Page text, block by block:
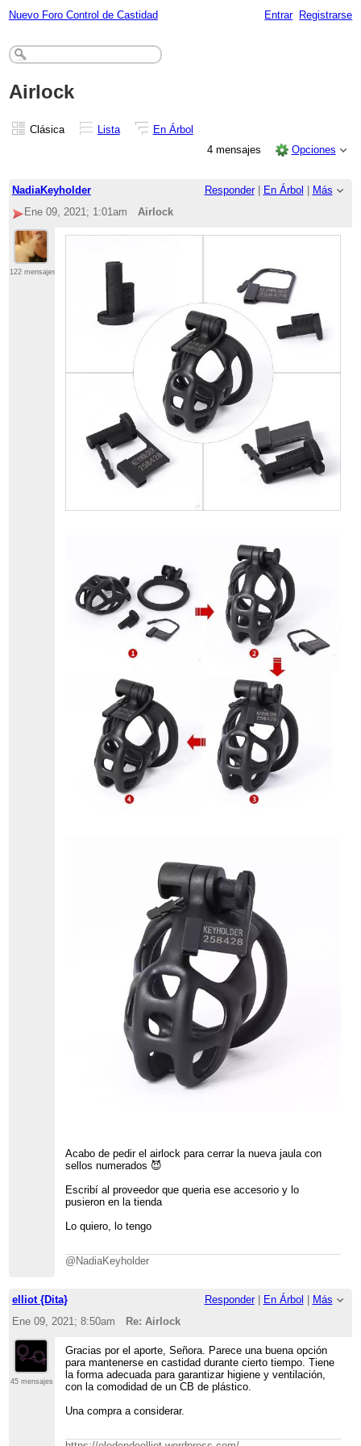
Nuevo Foro Control de Castidad Entrar Registrarse
Airlock
Clásica Lista
En Árbol
4 mensajes
Opciones
NadiaKeyholder Responder| En Árbol
Más
Ene 09, 2021; 1:01am
Airlock
122 mensajes
Acabo de pedir el airlock para cerrar la nueva jaula con
sellos numerados 😈
Escribí al proveedor que queria ese accesorio y lo
pusieron en la tienda
Lo quiero, lo tengo
@NadiaKeyholder
elliot {Dita} Responder| En Árbol
Más
Ene 09, 2021; 8:50am
Re: Airlock
45 mensajes
Gracias por el aporte, Señora. Parece una buena opción
para mantenerse en castidad durante cierto tiempo. Tiene
la forma adecuada para garantizar higiene y ventilación,
con la comodidad de un CB de plástico.
Una compra a considerar.